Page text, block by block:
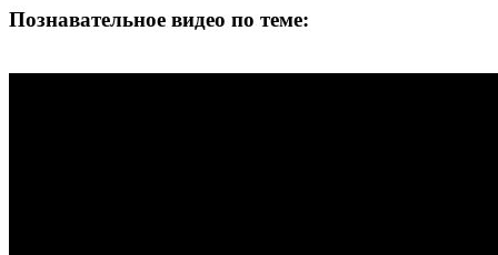
best
Познавательное видео по теме: